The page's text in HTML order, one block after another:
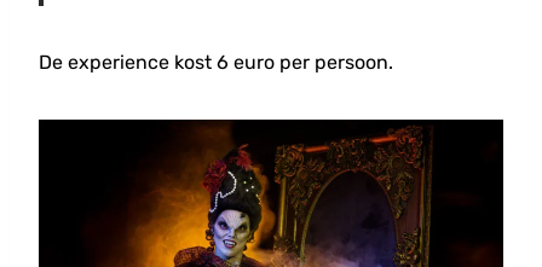
De experience kost 6 euro per persoon.